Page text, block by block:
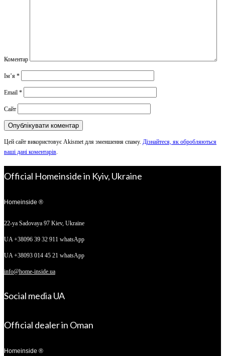
Коментар
Ім’я *
Email *
Сайт
Цей сайт використовує Akismet для зменшення спаму. Дізнайтеся, як обробляються
ваші дані коментарів.
Official Homeinside in Kyiv, Ukraine
Homeinside ®
22-ya Sadovaya 97 Kiev, Ukraine
UA +38096 39 32 911 whatsApp
UA +38093 014 45 21 whatsApp
info@home-inside.ua
Social media UA
Official dealer in Oman
Homeinside ®